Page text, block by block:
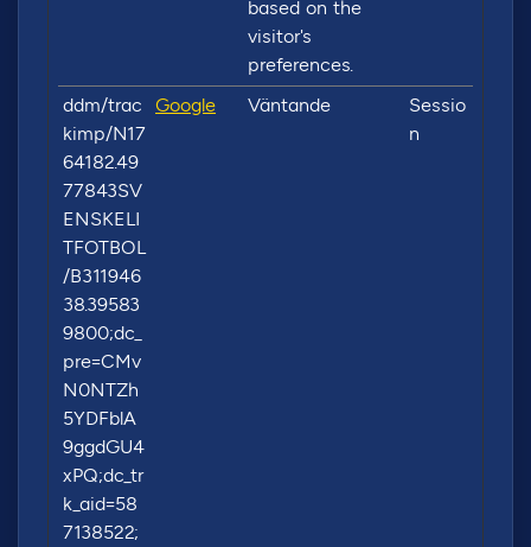
based on the
visitor's
preferences.
ddm/trac
kimp/N17
64182.49
77843SV
ENSKELI
TFOTBOL
/B311946
38.39583
9800;dc_
pre=CMv
N0NTZh
5YDFblA
9ggdGU4
xPQ;dc_tr
k_aid=58
7138522;
Google Väntande
Sessio
n